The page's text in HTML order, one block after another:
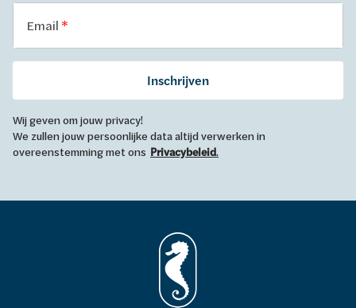
Email
Inschrijven
Wij geven om jouw privacy!
We zullen jouw persoonlijke data altijd verwerken in
overeenstemming met ons Privacybeleid.